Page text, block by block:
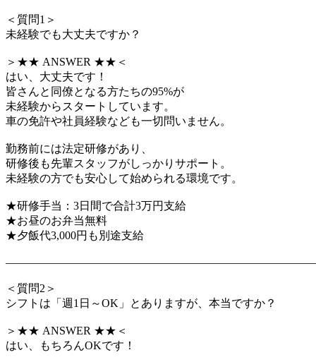
＜質問1＞
未経験でも大丈夫ですか？
＞★★ ANSWER ★★＜
はい、大丈夫です！
皆さんと同僚となる方たちの95%が
未経験からスタートしています。
車の免許や社員経験なども一切問いません。
勤務前には法定研修があり、
研修後も先輩スタッフがしっかりサポート。
未経験の方でも安心して始められる環境です。
★研修手当：3日間で合計3万円支給
★お昼のお弁当無料
★夕飯代3,000円も別途支給
＜質問2＞
シフトは「週1日～OK」とありますが、本当ですか？
＞★★ ANSWER ★★＜
はい、もちろんOKです！